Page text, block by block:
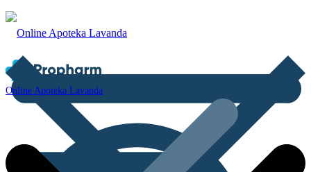
Online Apoteka Lavanda